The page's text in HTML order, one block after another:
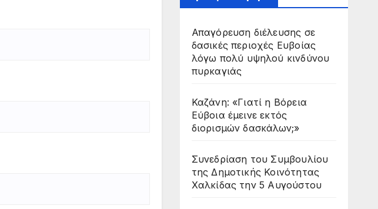
Απαγόρευση διέλευσης σε
δασικές περιοχές Ευβοίας
λόγω πολύ υψηλού κινδύνου
πυρκαγιάς
Καζάνη: «Γιατί η Βόρεια
Εύβοια έμεινε εκτός
διορισμών δασκάλων;»
Συνεδρίαση του Συμβουλίου
της Δημοτικής Κοινότητας
Χαλκίδας την 5 Αυγούστου